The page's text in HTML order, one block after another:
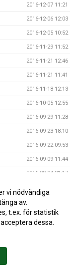
2016-12-07 11:21
2016-12-06 12:03
2016-12-05 10:52
2016-11-29 11:52
2016-11-21 12:46
2016-11-21 11:41
2016-11-18 12:13
2016-10-05 12:55
2016-09-29 11:28
2016-09-23 18:10
2016-09-22 09:53
2016-09-09 11:44
2016-09-04 21:17
2016-09-03 15:20
vi nödvändiga
av.
t.ex. för statistik
dessa.